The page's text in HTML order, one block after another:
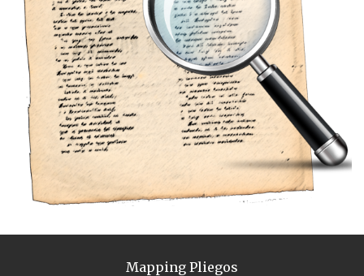
Mapping Pliegos